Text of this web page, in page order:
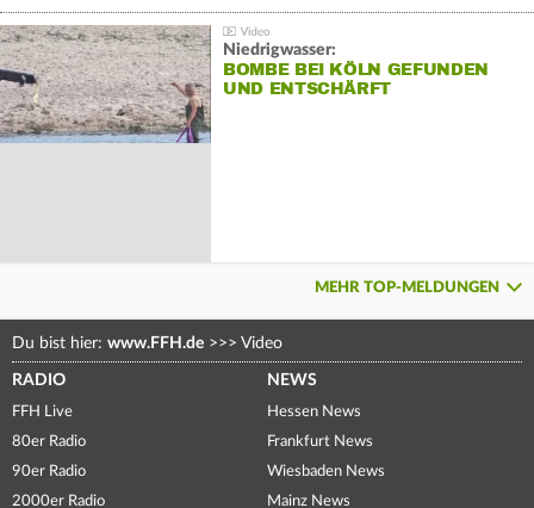
Niedrigwasser:
BOMBE BEI KÖLN GEFUNDEN
UND ENTSCHÄRFT
MEHR TOP-MELDUNGEN
Du bist hier: www.FFH.de >>> Video
RADIO
FFH Live
80er Radio
90er Radio
2000er Radio
NEWS
Hessen News
Frankfurt News
Wiesbaden News
Mainz News